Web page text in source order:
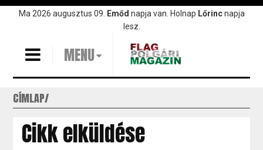
UgrásMa 2026 augusztus 09. Emőd napja van. Holnap Lőrincnapja
lesz.
MENU
CÍMLAP
Cikk elküldése